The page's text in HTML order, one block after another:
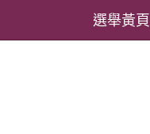
選舉黃頁